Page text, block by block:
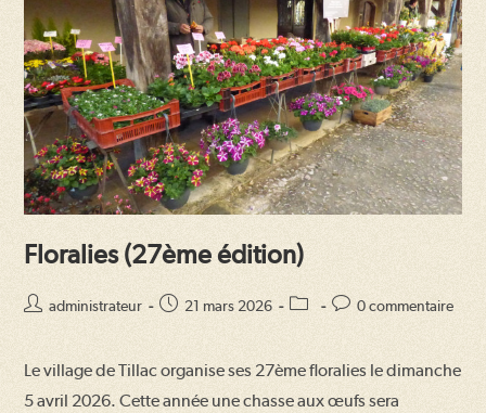
Floralies (27ème édition)
Auteur/autrice
publication :
administrateur
Publication
21 mars 2026
Post
Commentaires
publication :
0 commentaire
Le village de Tillac organise ses 27ème floralies le dimanche
5 avril 2026. Cette année une chasse aux œufs sera